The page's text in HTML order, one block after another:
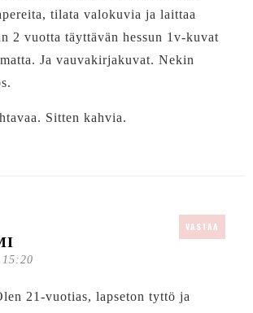
tilata valokuvia ja laittaa
2 vuotta täyttävän hessun 1v-kuvat
Ja vauvakirjakuvat. Nekin
Sitten kahvia.
VASTAA
21-vuotias, lapseton tyttö ja